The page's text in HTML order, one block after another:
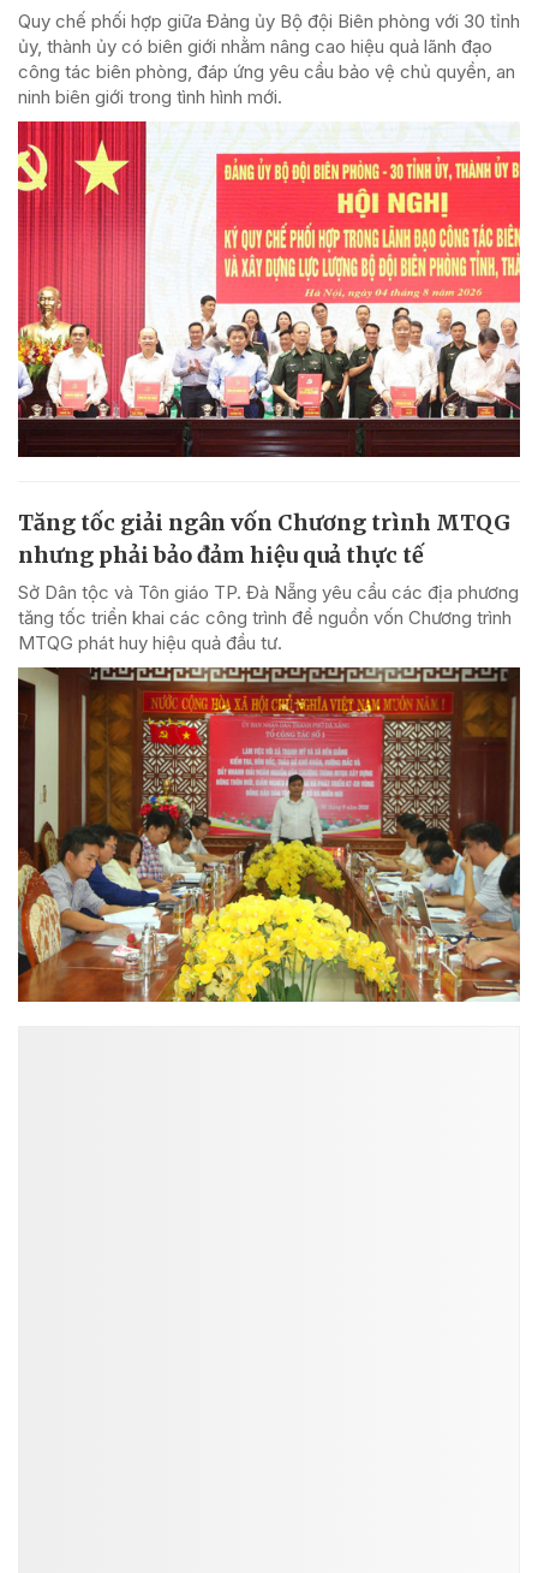
Quy chế phối hợp giữa Đảng ủy Bộ đội Biên phòng với 30 tỉnh
ủy, thành ủy có biên giới nhằm nâng cao hiệu quả lãnh đạo
công tác biên phòng, đáp ứng yêu cầu bảo vệ chủ quyền, an
ninh biên giới trong tình hình mới.
Tăng tốc giải ngân vốn Chương trình MTQG
nhưng phải bảo đảm hiệu quả thực tế
Sở Dân tộc và Tôn giáo TP. Đà Nẵng yêu cầu các địa phương
tăng tốc triển khai các công trình để nguồn vốn Chương trình
MTQG phát huy hiệu quả đầu tư.